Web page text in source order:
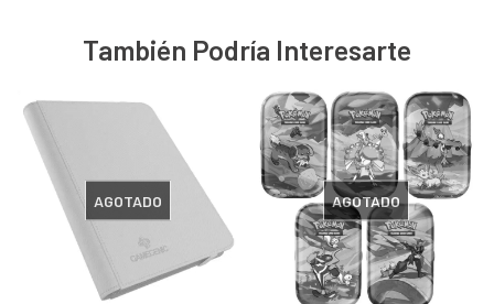
También Podría Interesarte
AGOTADO AGOTADO